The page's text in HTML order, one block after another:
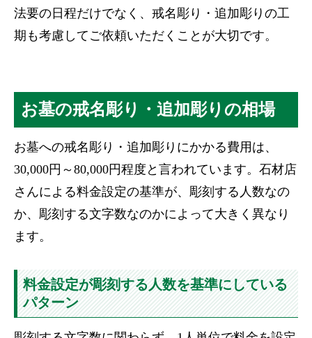
法要の日程だけでなく、戒名彫り・追加彫りの工
期も考慮してご依頼いただくことが大切です。
お墓の戒名彫り・追加彫りの相場
お墓への戒名彫り・追加彫りにかかる費用は、
30,000円～80,000円程度と言われています。石材店
さんによる料金設定の基準が、彫刻する人数なの
か、彫刻する文字数なのかによって大きく異なり
ます。
料金設定が彫刻する人数を基準にしている
パターン